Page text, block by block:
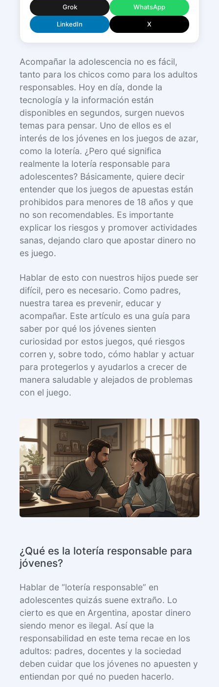
Grok WhatsApp
LinkedIn X
Acompañar la adolescencia no es fácil,
tanto para los chicos como para los adultos
responsables. Hoy en día, donde la
tecnología y la información están
disponibles en segundos, surgen nuevos
temas para pensar. Uno de ellos es el
interés de los jóvenes en los juegos de azar,
como la lotería. ¿Pero qué significa
realmente la lotería responsable para
adolescentes? Básicamente, quiere decir
entender que los juegos de apuestas están
prohibidos para menores de 18 años y que
no son recomendables. Es importante
explicar los riesgos y promover actividades
sanas, dejando claro que apostar dinero no
es juego.
Hablar de esto con nuestros hijos puede ser
difícil, pero es necesario. Como padres,
nuestra tarea es prevenir, educar y
acompañar. Este artículo es una guía para
saber por qué los jóvenes sienten
curiosidad por estos juegos, qué riesgos
corren y, sobre todo, cómo hablar y actuar
para protegerlos y ayudarlos a crecer de
manera saludable y alejados de problemas
con el juego.
¿Qué es la lotería responsable para
jóvenes?
Hablar de “lotería responsable” en
adolescentes quizás suene extraño. Lo
cierto es que en Argentina, apostar dinero
siendo menor es ilegal. Así que la
responsabilidad en este tema recae en los
adultos: padres, docentes y la sociedad
deben cuidar que los jóvenes no apuesten y
entiendan por qué no pueden hacerlo.